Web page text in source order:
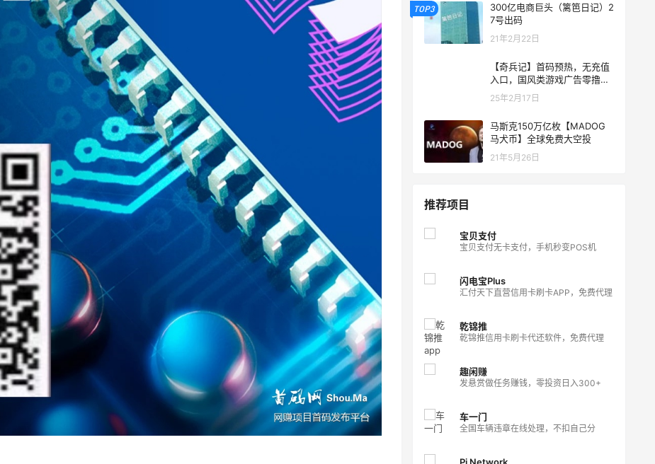
TOP3
300亿电商巨头（篱笆日记）2
7号出码
21年2月22日
【奇兵记】首码预热，无充值
入口，国风类游戏广告零撸应
25年2月17日
马斯克‭‮051‬‬万亿枚【MADOG
马犬币】‭‮球全‬‬免费大空投
21年5月26日
推荐项目
宝贝支付
宝贝支付无卡支付，手机秒变POS机
闪电宝Plus
汇付天下直营信用卡刷卡APP，免费代理
乾锦推
乾锦推信用卡刷卡代还软件，免费代理
趣闲赚
发悬赏做任务赚钱，零投资日入300+
车一门
全国车辆违章在线处理，不扣自己分
Pi Network